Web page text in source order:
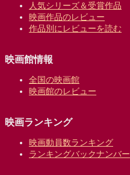
人気シリーズ＆受賞作品
映画作品のレビュー
作品別にレビューを読む
映画館情報
全国の映画館
映画館のレビュー
映画ランキング
映画動員数ランキング
ランキングバックナンバー